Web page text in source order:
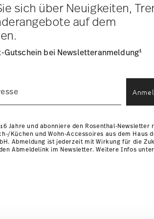
Deutschlands:
3-5 Werktage für vorrätige
einsehen.
nutzen Sie bitte unserenRetourenservice
sich über Neuigkeiten,
auf dem
Gutschein bei Newsletteranmeldung1
Jahre und abonniere den Rosenthal-Newsletter
Küchen und Wohn-Accessoires aus dem Haus
Abmeldung ist jederzeit mit Wirkung für die
Abmeldelink im Newsletter. Weitere Infos